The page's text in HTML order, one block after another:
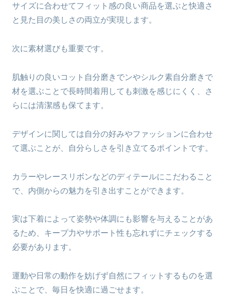
サイズに合わせてフィット感の良い商品を選ぶと快適さ
と見た目の美しさの両立が実現します。
次に素材選びも重要です。
肌触りの良いコット自分磨きでンやシルク素自分磨きで
材を選ぶことで長時間着用しても刺激を感じにくく、さ
らには清潔感も保てます。
デザインに関しては自分の好みやファッションに合わせ
て選ぶことが、自分らしさを引き立てるポイントです。
カラーやレースリボンなどのディテールにこだわること
で、内側からの魅力を引き出すことができます。
実は下着によって姿勢や体調にも影響を与えることがあ
るため、キープ力やサポート性も忘れずにチェックする
必要があります。
運動や日常の動作を妨げず自然にフィットするものを選
ぶことで、毎日を快適に過ごせます。